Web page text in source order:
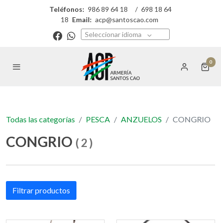
Teléfonos: 986 89 64 18 / 698 18 64
18 Email: acp@santoscao.com
Seleccionar idioma
0
Todas las categorías PESCA ANZUELOS CONGRIO
CONGRIO (2)
Filtrar productos